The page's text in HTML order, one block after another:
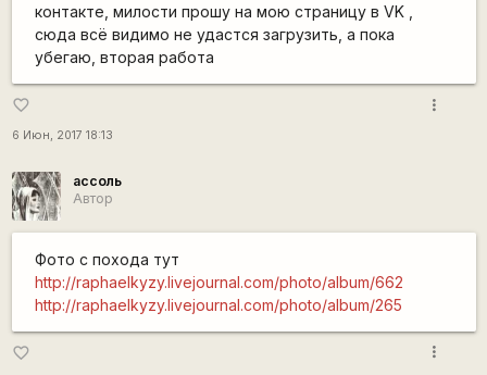
контакте, милости прошу на мою страницу в VK ,
сюда всё видимо не удастся загрузить, а пока
убегаю, вторая работа
favorite_border
6 Июн, 2017 18:13
more_vert
ассоль
Автор
Фото с похода тут
http://raphaelkyzy.livejournal.com/photo/album/662
http://raphaelkyzy.livejournal.com/photo/album/265
favorite_border more_vert